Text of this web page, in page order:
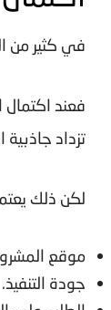
في كثير من
فعند اكتمال
تزداد
لكن ذلك
موقع
جودة التنفيذ.